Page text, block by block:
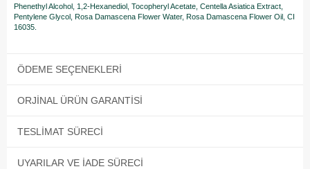
Phenethyl Alcohol, 1,2-Hexanediol, Tocopheryl Acetate, Centella Asiatica Extract,
Pentylene Glycol, Rosa Damascena Flower Water, Rosa Damascena Flower Oil, CI
16035.
ÖDEME SEÇENEKLERI
ORJINAL ÜRÜN GARANTISI
TESLIMAT SÜRECI
UYARILAR VE İADE SÜRECI